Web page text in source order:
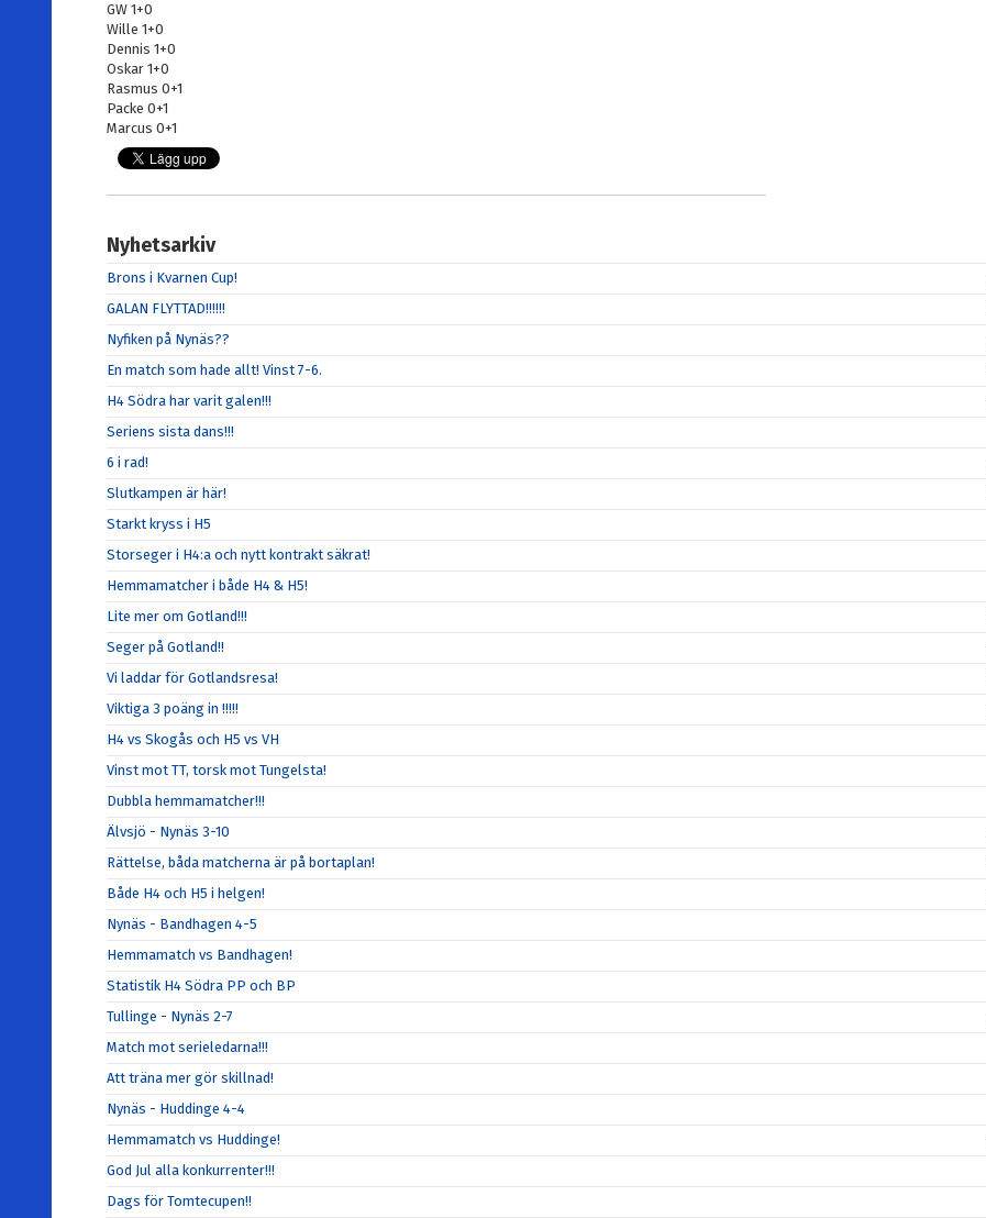
GW 1+0
Wille 1+0
Dennis 1+0
Oskar 1+0
Rasmus 0+1
Packe 0+1
Marcus 0+1
Nyhetsarkiv
Brons i Kvarnen Cup!
GALAN FLYTTAD!!!!!!
Nyfiken på Nynäs??
En match som hade allt! Vinst 7-6.
H4 Södra har varit galen!!!
Seriens sista dans!!!
6 i rad!
Slutkampen är här!
Starkt kryss i H5
Storseger i H4:a och nytt kontrakt säkrat!
Hemmamatcher i både H4 & H5!
Lite mer om Gotland!!!
Seger på Gotland!!
Vi laddar för Gotlandsresa!
Viktiga 3 poäng in !!!!!
H4 vs Skogås och H5 vs VH
Vinst mot TT, torsk mot Tungelsta!
Dubbla hemmamatcher!!!
Älvsjö - Nynäs 3-10
Rättelse, båda matcherna är på bortaplan!
Både H4 och H5 i helgen!
Nynäs - Bandhagen 4-5
Hemmamatch vs Bandhagen!
Statistik H4 Södra PP och BP
Tullinge - Nynäs 2-7
Match mot serieledarna!!!
Att träna mer gör skillnad!
Nynäs - Huddinge 4-4
Hemmamatch vs Huddinge!
God Jul alla konkurrenter!!!
Dags för Tomtecupen!!